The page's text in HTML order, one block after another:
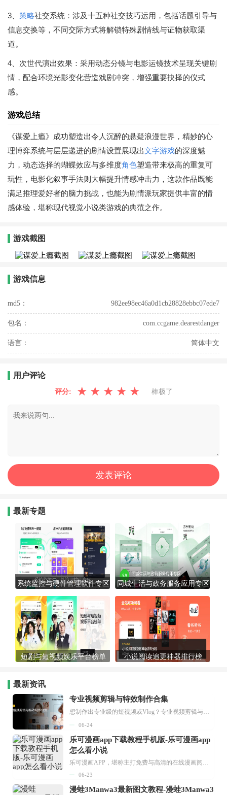
3、 策略社交系统：涉及十五种社交技巧运用，包括话题引导与
信息交换等，不同交际方式将解锁特殊剧情线与证物获取渠
道。
4、次世代演出效果：采用动态分镜与电影运镜技术呈现关键剧
情，配合环境光影变化营造戏剧冲突，增强重要抉择的仪式
感。
游戏总结
《谋爱上瘾》成功塑造出令人沉醉的悬疑浪漫世界，精妙的心
理博弈系统与层层递进的剧情设置展现出文字游戏的深度魅
力，动态选择的蝴蝶效应与多维度角色塑造带来极高的重复可
玩性，电影化叙事手法则大幅提升情感冲击力，这款作品既能
满足推理爱好者的脑力挑战，也能为剧情派玩家提供丰富的情
感体验，堪称现代视觉小说类游戏的典范之作。
游戏截图
游戏信息
md5： 982ee98ec46a0d1cb28828ebbc07ede7
包名： com.ccgame.dearestdanger
语言： 简体中文
用户评论
评分: ★ ★ ★ ★ ★ 棒极了
最新专题
系统监控与硬件管理软件专区 同城生活与政务服务应用专区
短剧与短视频娱乐平台榜单 小说阅读追更神器排行榜
最新资讯
专业视频剪辑与特效制作合集
想制作出专业级的短视频或Vlog？专业视频剪辑与特效制作大全专题为你提供了从剪辑、抠像到特效包装的全套解决方案。无论是添加炫酷的片头、进行精准的视频抠图，还是制...
06-24
乐可漫画app下载教程手机版-乐可漫画app
怎么看小说
乐可漫画APP，堪称主打免费与高清的在线漫画阅读神器。其官方版提供海量完整版漫画资源，无论是国内漫画，还是日漫、韩漫、台漫、美漫等国外漫画，应有尽有，随时供你阅读。只需轻点一下，便能直接进入阅读界面。不仅如此，乐可漫画最新版本更新速度极快，在这里，你总能抢先看到全网一手漫画章节内容！...
06-23
漫蛙3Manwa3最新图文教程-漫蛙3Manwa3